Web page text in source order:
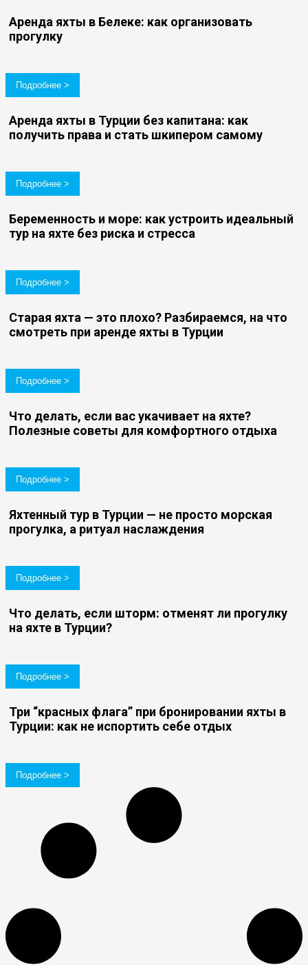
Аренда яхты в Белеке: как организовать
прогулку
Подробнее >
Аренда яхты в Турции без капитана: как
получить права и стать шкипером самому
Подробнее >
Беременность и море: как устроить идеальный
тур на яхте без риска и стресса
Подробнее >
Старая яхта — это плохо? Разбираемся, на что
смотреть при аренде яхты в Турции
Подробнее >
Что делать, если вас укачивает на яхте?
Полезные советы для комфортного отдыха
Подробнее >
Яхтенный тур в Турции — не просто морская
прогулка, а ритуал наслаждения
Подробнее >
Что делать, если шторм: отменят ли прогулку
на яхте в Турции?
Подробнее >
Три “красных флага” при бронировании яхты в
Турции: как не испортить себе отдых
Подробнее >